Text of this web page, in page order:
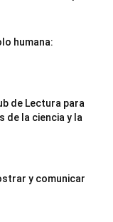
humana:
de Lectura para
de la ciencia y la
y comunicar